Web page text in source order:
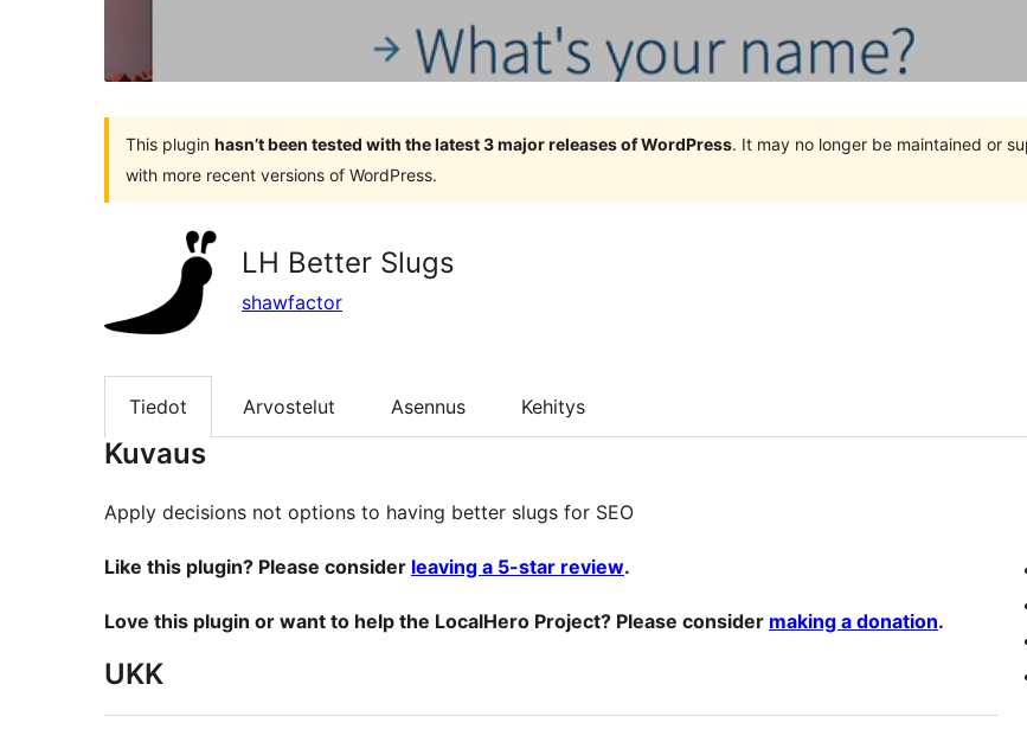
This plugin hasn’t been tested with the latest 3 major releases of WordPress. It may no longer be maintained or
with more recent versions of WordPress.
LH Better Slugs
shawfactor
Tiedot Arvostelut Asennus Kehitys
Kuvaus
Apply decisions not options to having better slugs for SEO
Like this plugin? Please consider leaving a 5-star review.
Love this plugin or want to help the LocalHero Project? Please consider making a donation.
UKK